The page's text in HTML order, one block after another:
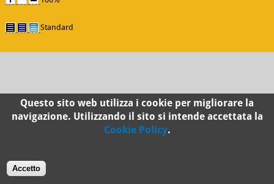
Standard
Questo sito web utilizza i cookie per migliorare la
navigazione. Utilizzando il sito si intende accettata la
Cookie Policy.
Accetto